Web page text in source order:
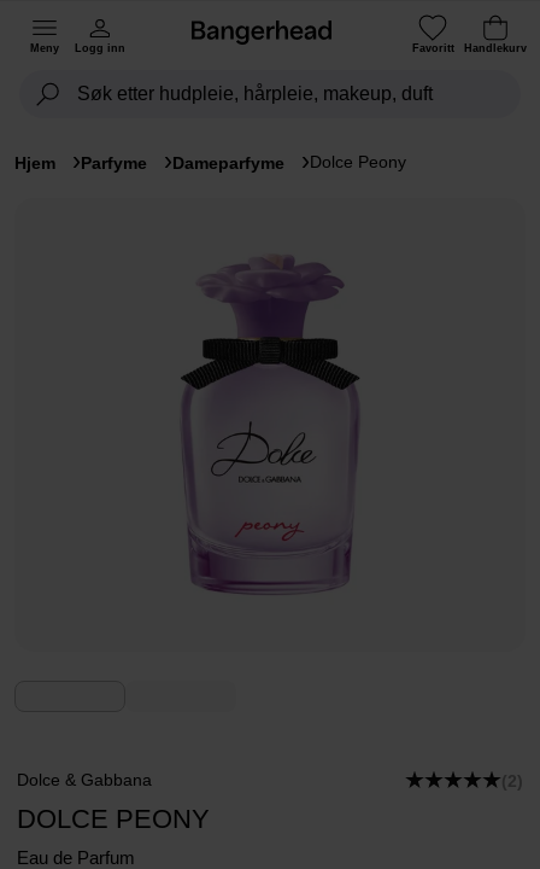
Meny Logg inn Favoritt Handlekurv
Hjem Parfyme Dameparfyme Dolce Peony
Dolce & Gabbana (2)
DOLCE PEONY
Eau de Parfum